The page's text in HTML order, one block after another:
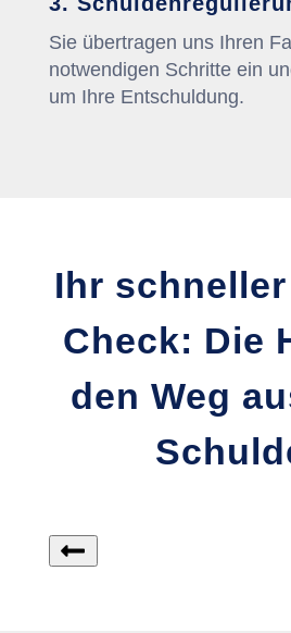
Sie übertragen uns Ihren
notwendigen Schritte ein
um Ihre Entschuldung.
Ihr
Check: Die
den Weg